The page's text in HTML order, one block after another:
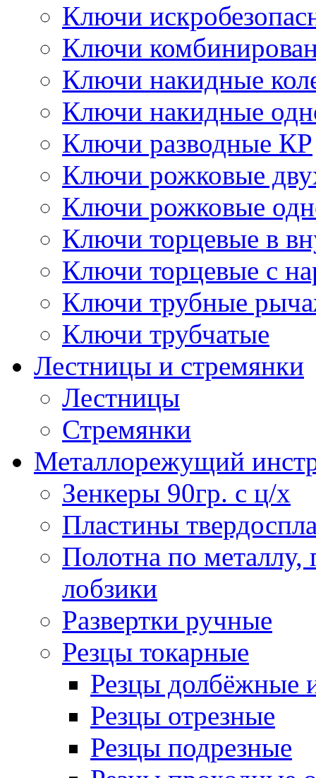
Ключи
Ключи
Ключи накидные
Ключи накидные
Ключи разводные КР
Ключи рожковые
Ключи рожковые
Ключи торцевые в
Ключи торцевые с
Ключи трубные
Ключи трубчатые
Лестницы и стремянки
Лестницы
Стремянки
Металлорежущий
Зенкеры 90гр. с ц/х
Пластины
Полотна по
лобзики
Развертки ручные
Резцы токарные
Резцы долбёжные
Резцы отрезные
Резцы подрезные